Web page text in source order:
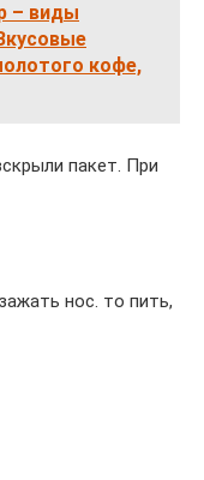
– виды
кофе,
пакет. При
нос. то пить,